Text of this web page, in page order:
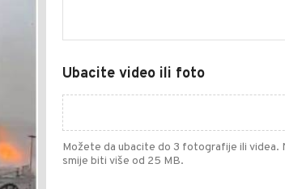
Ubacite video ili foto
Možete da ubacite do 3 fotografije ili videa.
smije biti više od 25 MB.